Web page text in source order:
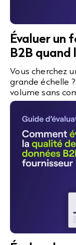
Évaluer un
B2B
Vous cherchez
grande échelle
volume sans